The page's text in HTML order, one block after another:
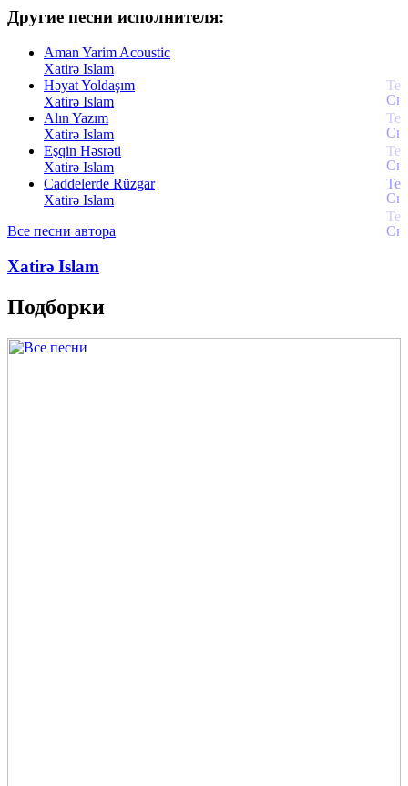
Другие песни исполнителя:
Aman Yarim Acoustic
Xatirə Islam
Həyat Yoldaşım
Xatirə Islam
Alın Yazım
Xatirə Islam
Eşqin Həsrəti
Xatirə Islam
Caddelerde Rüzgar
Xatirə Islam
Все песни автора
Xatirə Islam
Подборки